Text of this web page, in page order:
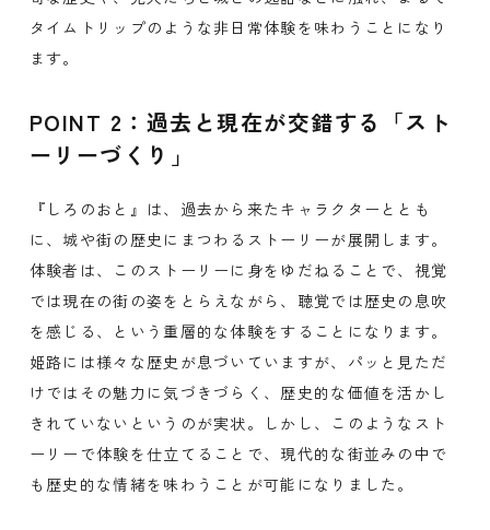
タイムトリップのような非日常体験を味わうことになり
ます。
POINT 2：過去と現在が交錯する「スト
ーリーづくり」
『しろのおと』は、過去から来たキャラクターととも
に、城や街の歴史にまつわるストーリーが展開します。
体験者は、このストーリーに身をゆだねることで、視覚
では現在の街の姿をとらえながら、聴覚では歴史の息吹
を感じる、という重層的な体験をすることになります。
姫路には様々な歴史が息づいていますが、パッと見ただ
けではその魅力に気づきづらく、歴史的な価値を活かし
きれていないというのが実状。しかし、このようなスト
ーリーで体験を仕立てることで、現代的な街並みの中で
も歴史的な情緒を味わうことが可能になりました。